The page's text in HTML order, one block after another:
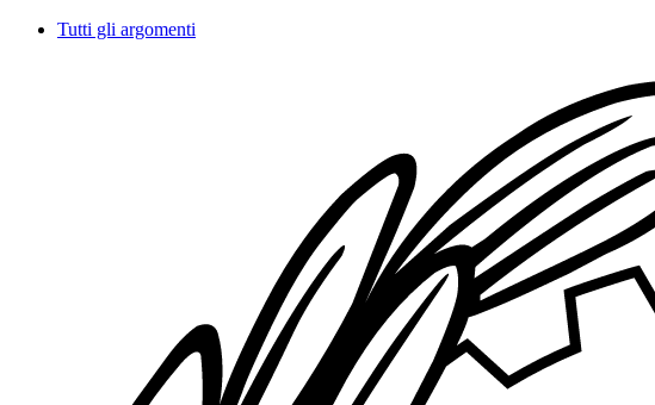
Tutti gli argomenti